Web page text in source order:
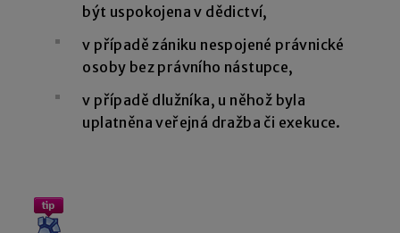
být uspokojena v dědictví,
v případě zániku nespojené právnické
osoby bez právního nástupce,
v případě dlužníka, u něhož byla
uplatněna veřejná dražba či exekuce.